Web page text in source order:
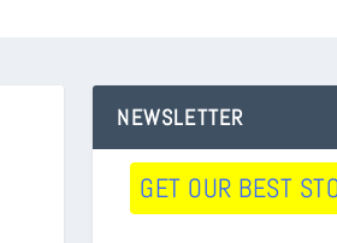
NEWSLETTER
GET OUR BEST